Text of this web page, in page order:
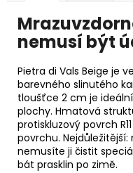
nemusí být
Pietra di Vals Beige je
barevného slinutého
tloušťce 2 cm je
plochy. Hmatová
protiskluzový povrch
povrchu.
nemusíte ji čistit
bát prasklin po zimě.